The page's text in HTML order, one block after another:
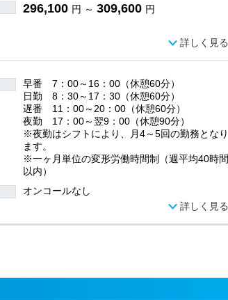
296,100 円 ～ 309,600 円
詳しく見る
早番 7：00～16：00（休憩60分）
日勤 8：30～17：30（休憩60分）
遅番 11：00～20：00（休憩60分）
夜勤 17：00～翌9：00（休憩90分）
※夜勤はシフトにより、月4～5回の勤務となり
ます。
※一ヶ月単位の変形労働時間制（週平均40時間
以内）
オンコールなし
詳しく見る